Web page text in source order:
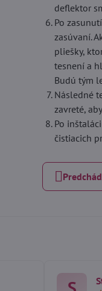
deflektor
Po
zasúvaní.
pliešky,
tesnení a
Budú tým
Následné
zavreté,
Po
čistiacich